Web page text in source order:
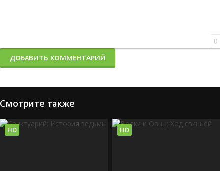
0
ДОБАВИТЬ КОММЕНТАРИЙ
Смотрите также
HD HD